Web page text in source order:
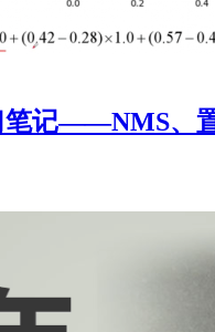
笔记——NMS、置